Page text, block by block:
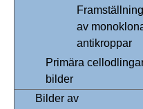
Framställning
av
antikroppar
Primära
bilder
Bilder av